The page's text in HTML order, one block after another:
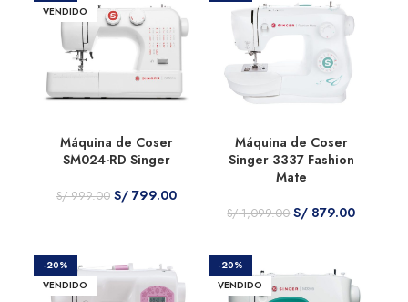
VENDIDO
Máquina de Coser
SM024-RD Singer
S/999.00 S/ 799.00
Máquina de Coser
Singer 3337 Fashion
Mate
S/1,099.00 S/ 879.00
-20%
VENDIDO
-20%
VENDIDO